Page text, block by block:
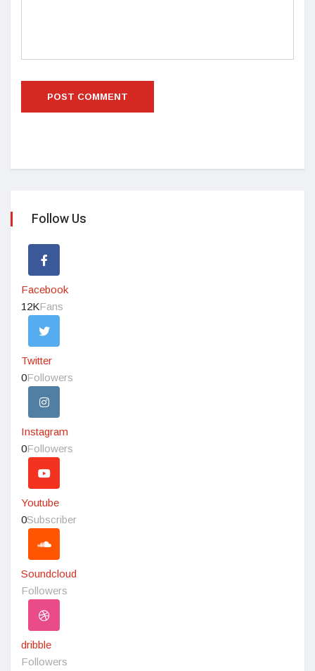
Follow Us
Facebook
12KFans
Twitter
0Followers
Instagram
0Followers
Youtube
0Subscriber
Soundcloud
Followers
dribble
Followers